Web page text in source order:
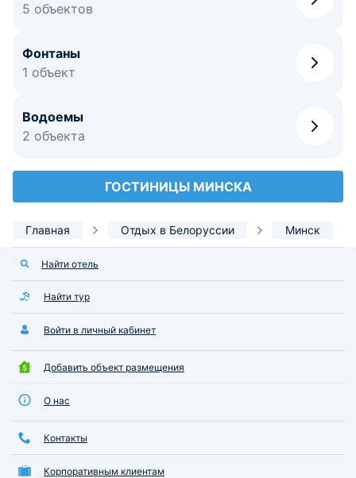
5 объектов
Фонтаны
1 объект
Водоемы
2 объекта
ГОСТИНИЦЫ МИНСКА
Главная Отдых в Белоруссии Минск
Найти отель
Найти тур
Войти в личный кабинет
Добавить объект размещения
О нас
Контакты
Корпоративным клиентам